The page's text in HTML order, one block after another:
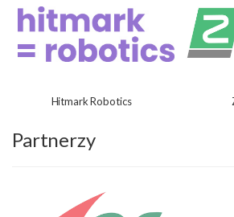
Hitmark Robotics
Partnerzy